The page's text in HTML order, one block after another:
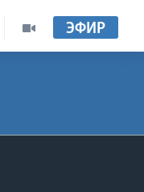
ЭФИР